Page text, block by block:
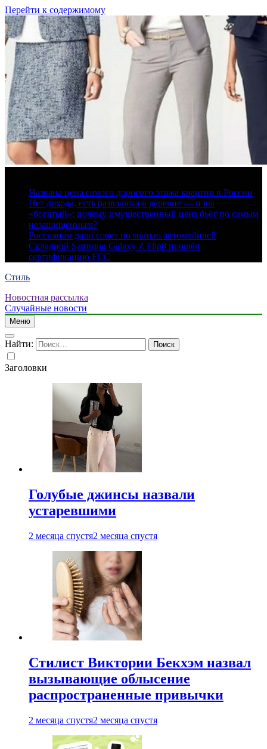
Перейти к содержимому
Названа цена самого дорогого этажа квартир в России
Нет дохода, есть развалюха в деревне — и вы
«богатый»: почему имущественный ценз бьёт по самым
незащищённым?
Россиянам дали совет по мытью автомобилей
Складной Samsung Galaxy Z Flip8 прошёл
сертификацию FCC
Стиль
Новостная рассылка
Случайные новости
Меню
Найти:
Заголовки
Голубые джинсы назвали
устаревшими
2 месяца спустя2 месяца спустя
Стилист Виктории Бекхэм назвал
вызывающие облысение
распространенные привычки
2 месяца спустя2 месяца спустя